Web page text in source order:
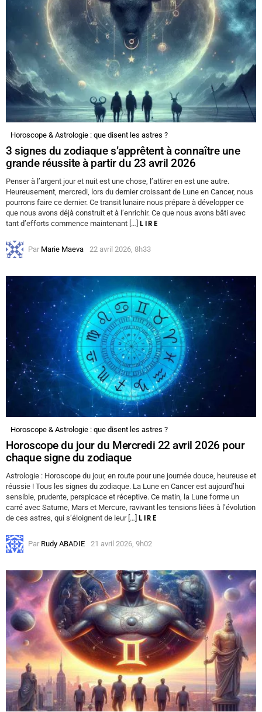
Horoscope & Astrologie : que disent les astres ?
3 signes du zodiaque s’apprêtent à connaître une
grande réussite à partir du 23 avril 2026
Penser à l’argent jour et nuit est une chose, l’attirer en est une autre.
Heureusement, mercredi, lors du dernier croissant de Lune en Cancer, nous
pourrons faire ce dernier. Ce transit lunaire nous prépare à développer ce
que nous avons déjà construit et à l’enrichir. Ce que nous avons bâti avec
tant d’efforts commence maintenant […] LIRE
Par Marie Maeva 22 avril 2026, 8h33
Horoscope & Astrologie : que disent les astres ?
Horoscope du jour du Mercredi 22 avril 2026 pour
chaque signe du zodiaque
Astrologie : Horoscope du jour, en route pour une journée douce, heureuse et
réussie ! Tous les signes du zodiaque. La Lune en Cancer est aujourd’hui
sensible, prudente, perspicace et réceptive. Ce matin, la Lune forme un
carré avec Saturne, Mars et Mercure, ravivant les tensions liées à l’évolution
de ces astres, qui s’éloignent de leur […] LIRE
Par Rudy ABADIE 21 avril 2026, 9h02